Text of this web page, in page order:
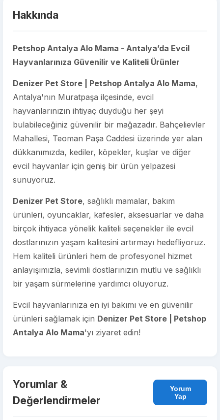
Hakkında
Petshop Antalya Alo Mama - Antalya’da Evcil
Hayvanlarınıza Güvenilir ve Kaliteli Ürünler
Denizer Pet Store | Petshop Antalya Alo Mama,
Antalya'nın Muratpaşa ilçesinde, evcil
hayvanlarınızın ihtiyaç duyduğu her şeyi
bulabileceğiniz güvenilir bir mağazadır. Bahçelievler
Mahallesi, Teoman Paşa Caddesi üzerinde yer alan
dükkanımızda, kediler, köpekler, kuşlar ve diğer
evcil hayvanlar için geniş bir ürün yelpazesi
sunuyoruz.
Denizer Pet Store, sağlıklı mamalar, bakım
ürünleri, oyuncaklar, kafesler, aksesuarlar ve daha
birçok ihtiyaca yönelik kaliteli seçenekler ile evcil
dostlarınızın yaşam kalitesini artırmayı hedefliyoruz.
Hem kaliteli ürünleri hem de profesyonel hizmet
anlayışımızla, sevimli dostlarınızın mutlu ve sağlıklı
bir yaşam sürmelerine yardımcı oluyoruz.
Evcil hayvanlarınıza en iyi bakımı ve en güvenilir
ürünleri sağlamak için Denizer Pet Store | Petshop
Antalya Alo Mama'yı ziyaret edin!
Yorumlar &
Değerlendirmeler
Yorum
Yap